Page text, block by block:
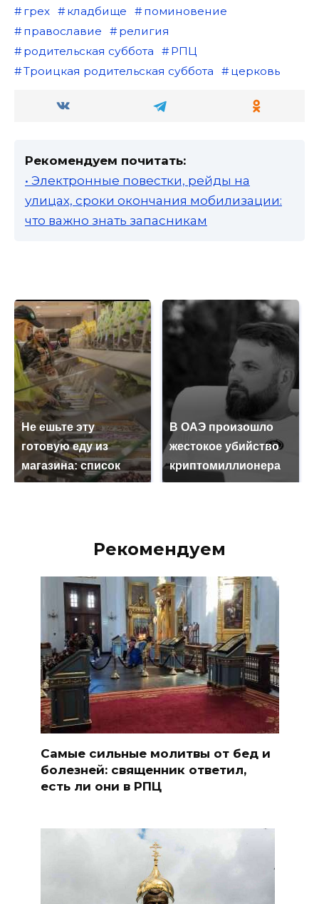
грех кладбище
поминовение
православие
религия
родительская суббота
РПЦ
Троицкая родительская суббота
церковь
Рекомендуем почитать:
• Электронные повестки, рейды на
улицах, сроки окончания мобилизации:
что важно знать запасникам
Не ешьте эту
готовую еду из
магазина: список
В ОАЭ произошло
жестокое убийство
криптомиллионера
Рекомендуем
Самые сильные молитвы от бед и
болезней: священник ответил,
есть ли они в РПЦ